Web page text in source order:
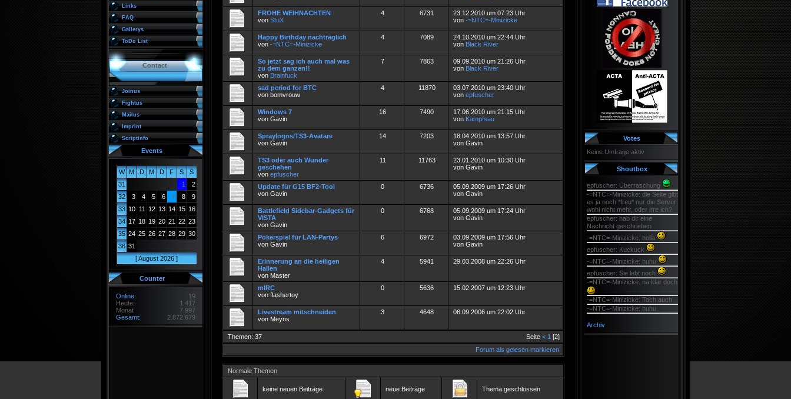
Links
FAQ
Gallerys
ToDo List
Contact
Joinus
Fightus
Mailus
Imprint
Scriptinfo
Events
W M D M D F S
S
31
1
2
32
3 4 5 6 7 8
9
33 10 11 12 13 14 15 16
34 17 18 19 20 21 22 23
35 24 25 26 27 28 29 30
36 31
< [ August 2026 ] >
Counter
Online:
19
Heute:
1.417
Monat
7.997
Gesamt:
2.872.679
Votes
Keine Umfrage aktiv
Shoutbox
epfuscher: Überraschung
-=NTC=-Minizicke: die Seite gibt
es ja noch *freu* nur die Server
wohl nicht mehr, oder irre ich?
epfuscher: hab dir eine
Nachricht geschrieben
-=NTC=-Minizicke: holla
epfuscher: Kuckuck
-=NTC=-Minizicke: huhu
epfuscher: Sie lebt noch
-=NTC=-Minizicke: na klar doch
-=NTC=-Minizicke: Tach auch
-=NTC=-Minizicke: huhu
Archiv
FROHE WEIHNACHTEN
von StuX
4 6731
23.12.2010 um 07:23 Uhr
von -=NTC=-Minizicke
Happy Birthday nachträglich
von -=NTC=-Minizicke
4 7089
24.10.2010 um 22:44 Uhr
von Black River
So jetzt sag ich auch mal was
zu dem ganzen!!
von Brainfuck
7 7863
09.09.2010 um 21:26 Uhr
von Black River
sad period for BTC
von bomvrouw
4 11870
03.07.2010 um 23:40 Uhr
von epfuscher
Windows 7
von Gavin
16 7490
17.06.2010 um 21:15 Uhr
von Kampfsau
Spraylogos/TS3-Avatare
von Gavin
14 7203
18.04.2010 um 13:57 Uhr
von Gavin
TS3 oder auch Wunder
geschehen
von epfuscher
11 11763
23.01.2010 um 10:30 Uhr
von Gavin
Update für G15 BF2-Tool
von Gavin
0 6736
05.09.2009 um 17:26 Uhr
von Gavin
Battlefield Sidebar-Gadgets für
VISTA
von Gavin
0 6768
05.09.2009 um 17:24 Uhr
von Gavin
Pokerspiel für LAN-Partys
von Gavin
6 6972
03.09.2009 um 17:56 Uhr
von Gavin
Erinnerung an die heiligen
Hallen
von Master
4 5941 29.03.2008 um 22:26 Uhr
mIRC
von flashertoy
0 5636 15.02.2007 um 12:23 Uhr
Livestream mitschneiden
von Meyns
3 4648 06.09.2006 um 22:02 Uhr
Themen: 37 Seite < 1 [2]
Forum als gelesen markieren
Normale Themen
keine neuen Beiträge neue Beiträge Thema geschlossen